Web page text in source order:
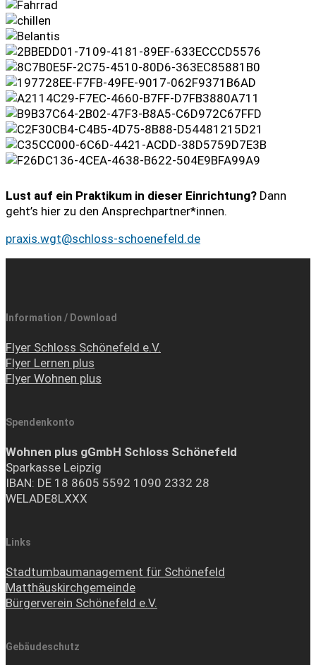
Lust auf ein Praktikum in dieser Einrichtung? Dann
geht’s hier zu den Ansprechpartner*innen.
praxis.wgt@schloss-schoenefeld.de
Information / Download
Flyer Schloss Schönefeld e.V.
Flyer Lernen plus
Flyer Wohnen plus
Spendenkonto
Wohnen plus gGmbH Schloss Schönefeld
Sparkasse Leipzig
IBAN: DE 18 8605 5592 1090 2332 28
WELADE8LXXX
Links
Stadtumbaumanagement für Schönefeld
Matthäuskirchgemeinde
Bürgerverein Schönefeld e.V.
Gebäudeschutz